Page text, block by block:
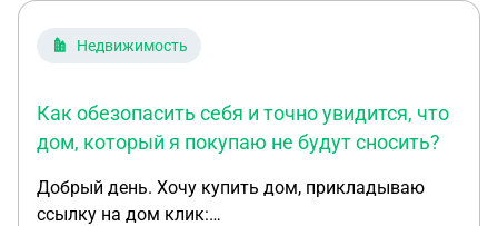
Недвижимость
Как обезопасить себя и точно увидится, что
дом, который я покупаю не будут сносить?
Добрый день. Хочу купить дом, прикладываю
ссылку на дом клик: